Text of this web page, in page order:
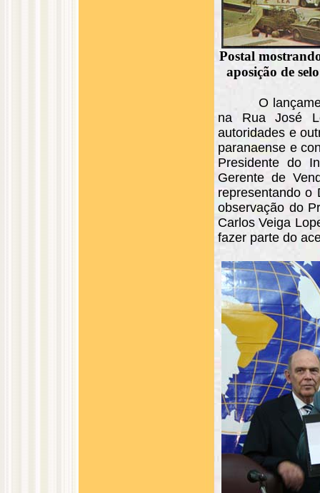
Postal
aposição de
O
na Rua José
autoridades e
paranaense e
Presidente do
Gerente de
representando o
observação do
Carlos Veiga
fazer parte do